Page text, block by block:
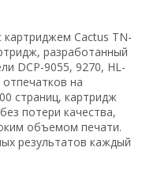
картриджем Cactus TN-
разработанный
DCP-9055, 9270, HL-
на
страниц, картридж
потери качества,
объемом печати.
результатов каждый